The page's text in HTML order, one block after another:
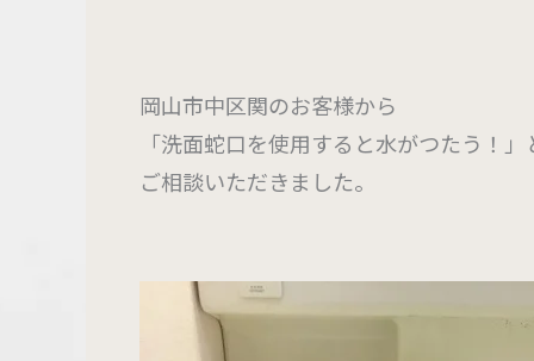
岡山市中区関のお客様から
「洗面蛇口を使用すると水がつたう！」
ご相談いただきました。